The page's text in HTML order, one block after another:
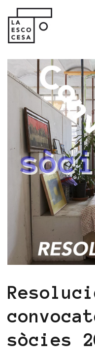
sòcies